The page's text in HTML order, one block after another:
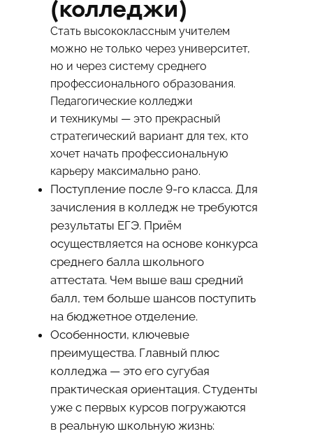
(колледжи)
Стать высококлассным учителем
можно не только через университет,
но и через систему среднего
профессионального образования.
Педагогические колледжи
и техникумы — это прекрасный
стратегический вариант для тех, кто
хочет начать профессиональную
карьеру максимально рано.
Поступление после 9-го класса. Для
зачисления в колледж не требуются
результаты ЕГЭ. Приём
осуществляется на основе конкурса
среднего балла школьного
аттестата. Чем выше ваш средний
балл, тем больше шансов поступить
на бюджетное отделение.
Особенности, ключевые
преимущества. Главный плюс
колледжа — это его сугубая
практическая ориентация. Студенты
уже с первых курсов погружаются
в реальную школьную жизнь: